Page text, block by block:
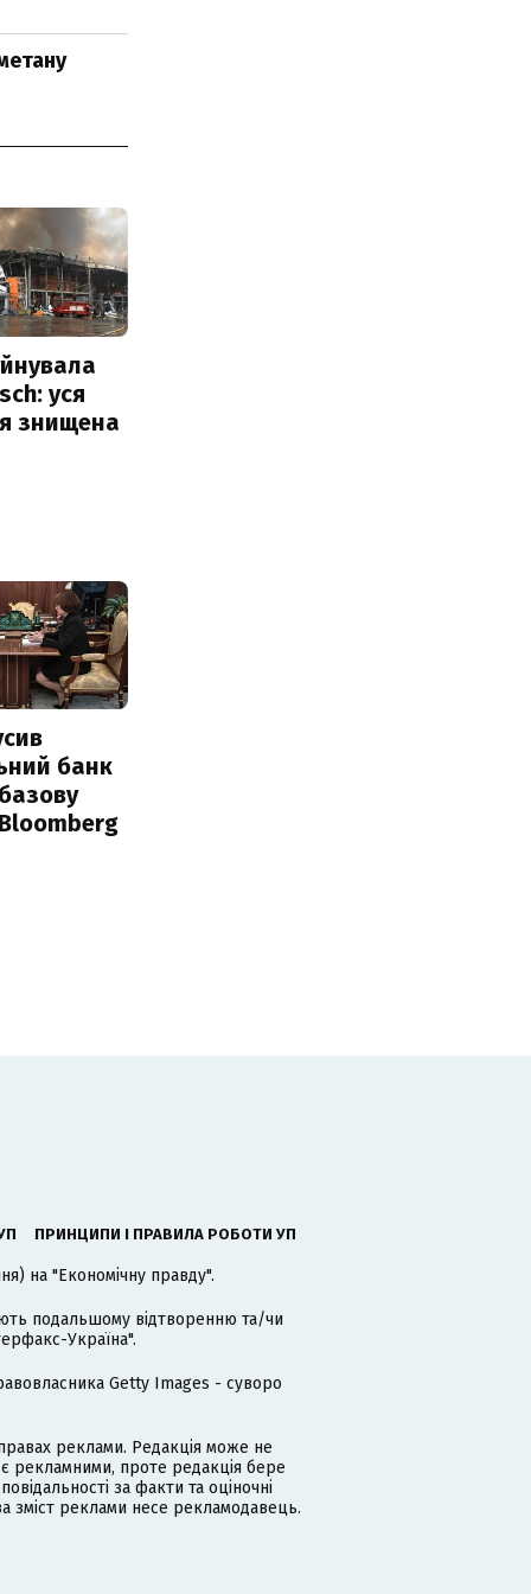
уся
знищена
банк
ПРИНЦИПИ І ПРАВИЛА РОБОТИ УП
на "Економічну правду".
подальшому відтворенню та/чи
Україна".
Getty Images - суворо
реклами. Редакція може не
рекламними, проте редакція бере
за факти та оціночні
зміст реклами несе рекламодавець.